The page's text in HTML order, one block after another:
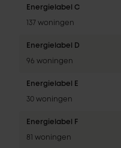
Energielabel C
137 woningen
Energielabel D
96 woningen
Energielabel E
30 woningen
Energielabel F
81 woningen